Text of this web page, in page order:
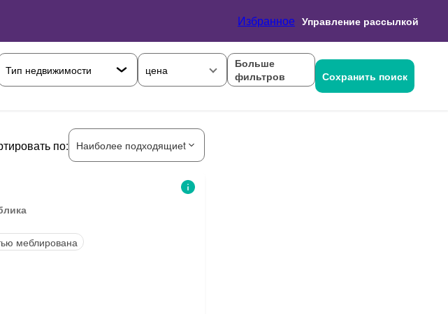
Избранное Управление рассылкой
цена
Больше
фильтров
Сохранить поиск
по: Наиболее подходящиеt
меблирована